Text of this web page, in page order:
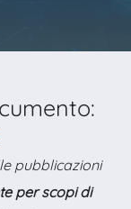
pubblicazioni
per scopi di